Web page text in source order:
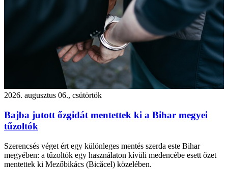
2026. augusztus 06., csütörtök
Bajba jutott őzgidát mentettek ki a Bihar megyei
tűzoltók
Szerencsés véget ért egy különleges mentés szerda este Bihar
megyében: a tűzoltók egy használaton kívüli medencébe esett őzet
mentettek ki Mezőbikács (Bicăcel) közelében.